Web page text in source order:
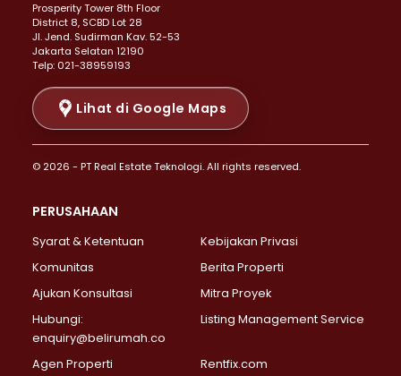
Properti Dijual di Menteng >
Properti Dijual di Senen >
Properti Dijual di Tanah Abang >
Properti Dijual di Cikini >
Properti Dijual di Kramat >
Properti Dijual di Pasar Baru >
Properti Dijual di Bendungan Hilir >
Properti Dijual di Jakarta Selatan >
Properti Dijual di Lebak Bulus >
Properti Dijual di Gandaria Selatan >
Properti Dijual di Pondok Labu >
Properti Dijual di Lenteng Agung >
Properti Dijual di Senayan >
Properti Dijual di Pondok Pinang >
Prosperity Tower 8th Floor
District 8, SCBD Lot 28
JI. Jend. Sudirman Kav. 52-53
Jakarta Selatan 12190
Telp: 021-38959193
Lihat di Google Maps
© 2026 - PT Real Estate Teknologi. All rights reserved.
PERUSAHAAN
Syarat & Ketentuan
Kebijakan Privasi
Komunitas
Berita Properti
Ajukan Konsultasi
Mitra Proyek
Hubungi:
enquiry@belirumah.co
Listing Management Service
Agen Properti Rentfix.com